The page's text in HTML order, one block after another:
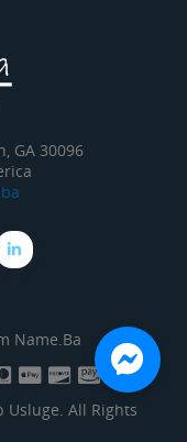
GA 30096
Name.Ba
All Rights